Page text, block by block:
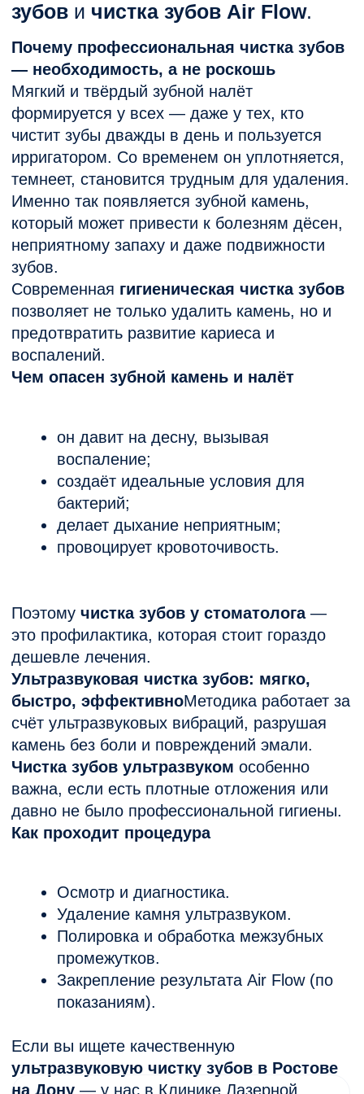
воспаление;
бактерий;
делает дыхание неприятным;
провоцирует кровоточивость.
Поэтому чистка зубов у стоматолога —
это профилактика, которая стоит гораздо
дешевле лечения.
быстро, эффективноМетодика работает за
счёт ультразвуковых вибраций, разрушая
камень без боли и повреждений эмали.
Чистка зубов ультразвуком
важна, если есть плотные отложения или
давно не было профессиональной гигиены.
Как проходит процедура
Удаление камня ультразвуком.
Полировка и обработка межзубных
промежутков.
Закрепление результата Air Flow (по
Если вы ищете качественную
ультразвуковую чистку зубов в Ростове
— у нас в Клинике Лазерной
Медицины это делают деликатно и
безопасно.
Записаться
терапевт, парадонтолог,
ортопед
Кокарева Л. Н.
Стоматолог-терапевт,
рентген лаборант
Почему профессиональная чистка зубов
— необходимость, а не роскошь
формируется у всех — даже у тех, кто
чистит зубы дважды в день и пользуется
ирригатором. Со временем он уплотняется,
темнеет, становится трудным для удаления.
Чистка зубов Air Flow: идеальное
решение для сияющей эмали